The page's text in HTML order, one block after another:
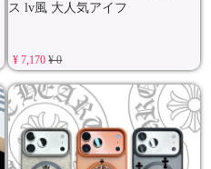
ス lv風 大人気アイフ
¥ 7,170¥ 0